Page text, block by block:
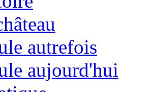
autrefois
aujourd'hui